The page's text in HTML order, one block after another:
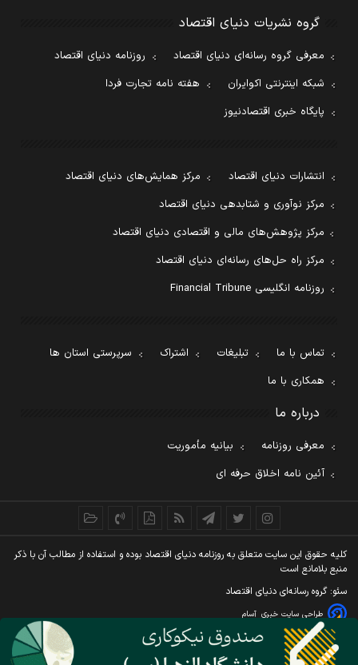
گروه نشریات دنیای اقتصاد
معرفی گروه رسانه‌ای دنیای اقتصاد
روزنامه دنیای اقتصاد
شبکه اینترنتی اکوایران
هفته نامه تجارت فردا
پایگاه خبری اقتصادنیوز
انتشارات دنیای اقتصاد
مرکز همایش‌های دنیای اقتصاد
مرکز نوآوری و شتابدهی دنیای اقتصاد
مرکز پژوهش‌های مالی و اقتصادی دنیای اقتصاد
مرکز راه حل‌های رسانه‌ای دنیای اقتصاد
روزنامه انگلیسی Financial Tribune
تماس با ما تبلیغات اشتراک
سرپرستی استان ها
همکاری با ما
درباره ما
معرفی روزنامه
بیانیه مأموریت
آئین نامه اخلاق حرفه ای
کليه حقوق اين سايت متعلق به روزنامه دنيای اقتصاد بوده و استفاده از مطالب آن با ذکر
منبع بلامانع است
سئو: گروه رسانه‌ای دنیای اقتصاد
طراحی سایت خبری آسام